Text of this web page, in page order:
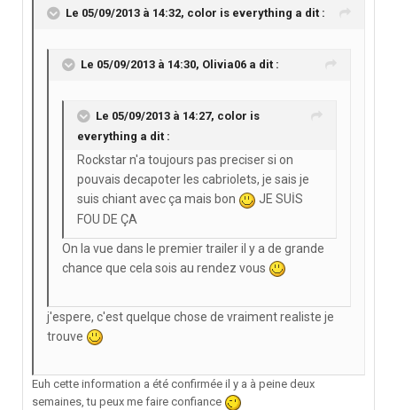
Le 05/09/2013 à 14:32, color is everything a dit :
Le 05/09/2013 à 14:30, Olivia06 a dit :
Le 05/09/2013 à 14:27, color is
everything a dit :
Rockstar n'a toujours pas preciser si on
pouvais decapoter les cabriolets, je sais je
suis chiant avec ça mais bon
JE SUİS
FOU DE ÇA
On la vue dans le premier trailer il y a de grande
chance que cela sois au rendez vous
j'espere, c'est quelque chose de vraiment realiste je
trouve
Euh cette information a été confirmée il y a à peine deux
semaines, tu peux me faire confiance